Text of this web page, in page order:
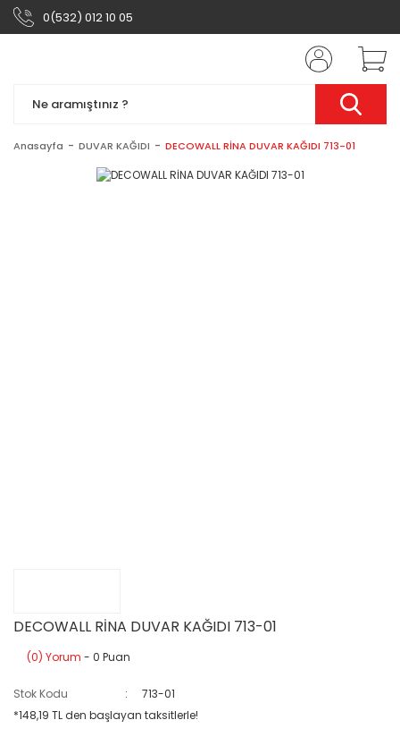
0(532) 012 10 05
Anasayfa DUVAR KAĞIDI DECOWALL RİNA DUVAR KAĞIDI 713-01
DECOWALL RİNA DUVAR KAĞIDI 713-01
(0) Yorum - 0 Puan
Stok Kodu
713-01
*148,19 TL den başlayan taksitlerle!